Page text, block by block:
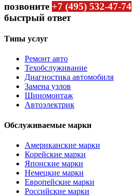
позвоните +7 (495) 532-47-74
быстрый ответ
Типы услуг
Ремонт авто
Техобслуживание
Диагностика автомобиля
Замена узлов
Шиномонтаж
Автоэлектрик
Обслуживаемые марки
Американские марки
Корейские марки
Японские марки
Немецкие марки
Европейские марки
Российские марки